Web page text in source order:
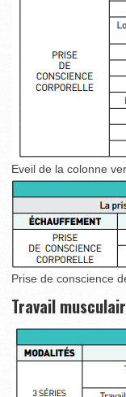
Eveil de la colonne
Prise de conscience
Travail